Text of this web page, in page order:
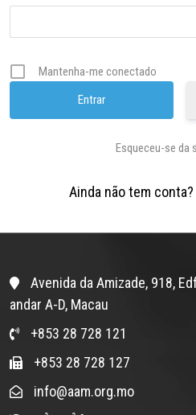
Mantenha-me conectado
Esqueceu-se da
Ainda não tem
Avenida da Amizade, 918,
andar A-D, Macau
+853 28 728 121
+853 28 728 127
info@aam.org.mo